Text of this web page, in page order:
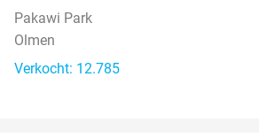
Pakawi Park
Olmen
Verkocht: 12.785